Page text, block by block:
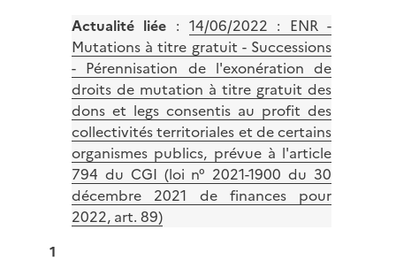
Actualité liée : 14/06/2022 : ENR -
Mutations à titre gratuit - Successions
- Pérennisation de l'exonération de
droits de mutation à titre gratuit des
dons et legs consentis au profit des
collectivités territoriales et de certains
organismes publics, prévue à l'article
794 du CGI (loi n° 2021-1900 du 30
décembre 2021 de finances pour
2022, art. 89)
1